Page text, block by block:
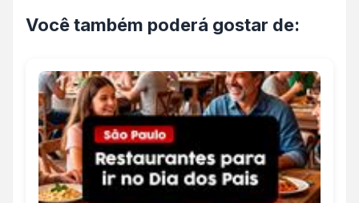
Você também poderá gostar de: